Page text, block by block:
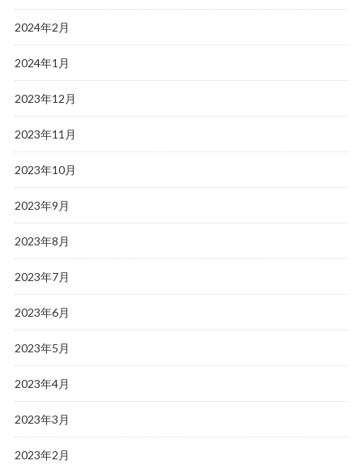
2024年2月
2024年1月
2023年12月
2023年11月
2023年10月
2023年9月
2023年8月
2023年7月
2023年6月
2023年5月
2023年4月
2023年3月
2023年2月